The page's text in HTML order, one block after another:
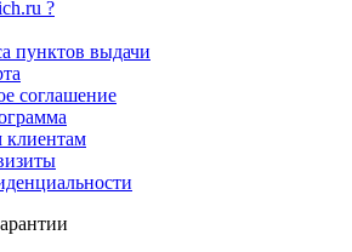
?
пунктов выдачи
соглашение